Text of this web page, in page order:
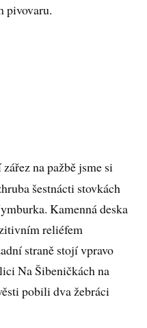
pivovaru.
na pažbě jsme si
šestnácti stovkách
Kamenná deska
reliéfem
straně stojí vpravo
Na Šibeničkách na
pobili dva žebráci